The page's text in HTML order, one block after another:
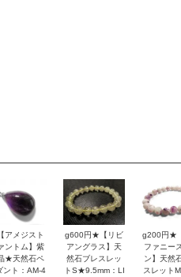
アメジスト
ントム】紫
★天然石ペ
ント：AM-4
g600円★【リビ
アングラス】天
然石ブレスレッ
トS★9.5mm：LI
g200円★
ファニー
ン】天然
スレット